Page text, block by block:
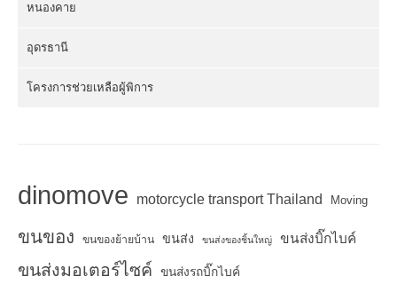
หนองคาย
อุดรธานี
โครงการช่วยเหลือผู้พิการ
dinomove motorcycle transport Thailand Moving
ขนของ ขนของย้ายบ้าน ขนส่ง ขนส่งของชิ้นใหญ่ ขนส่งบิ๊กไบค์
ขนส่งมอเตอร์ไซค์ ขนส่งรถบิ๊กไบค์